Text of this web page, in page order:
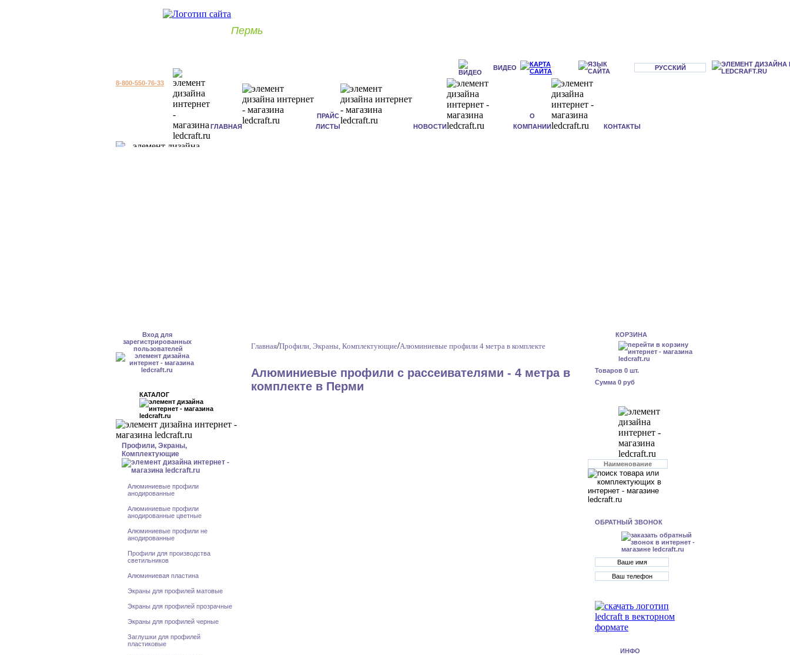
Пермь
ВИДЕО РУССКИЙ
8-800-550-76-33
ГЛАВНАЯ
ПРАЙС
ЛИСТЫ
НОВОСТИ
О
КОМПАНИИ
КОНТАКТЫ
Вход для
зарегистрированных
пользователей
КАТАЛОГ
Профили, Экраны,
Комплектующие
Алюминиевые профили
анодированные
Алюминиевые профили
анодированные цветные
Алюминиевые профили не
анодированные
Профили для производства
светильников
Алюминиевая пластина
Экраны для профилей матовые
Экраны для профилей прозрачные
Экраны для профилей черные
Заглушки для профилей
пластиковые
Главная/Профили, Экраны, Комплектующие/Алюминиевые профили 4 метра в комплекте
Алюминиевые профили с рассеивателями - 4 метра в
комплекте в Перми
КОРЗИНА
Товаров 0 шт.
Сумма 0 руб
ОБРАТНЫЙ ЗВОНОК
ИНФО